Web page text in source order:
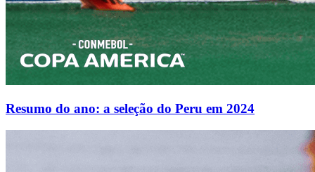
Resumo do ano: a seleção do Peru em 2024